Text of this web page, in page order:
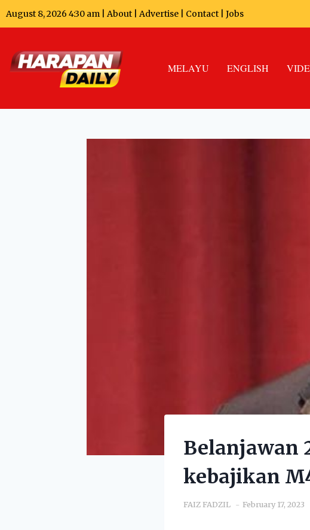
August 8, 2026 4:30 am | About Advertise Contact Jobs
MELAYU ENGLISH
Belanjawan
kebajikan
FAIZ FADZIL February 17, 2023